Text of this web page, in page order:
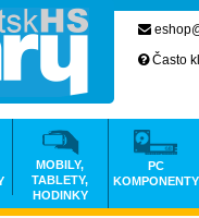
Často
MOBILY,
TABLETY,
HODINKY
PC
KOMPONENTY